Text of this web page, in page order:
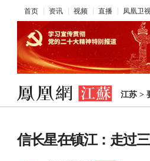
首页 资讯 视频 直播 凤凰卫
江苏 >
信长星在镇江：走过